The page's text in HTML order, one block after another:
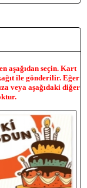
aşağıdan seçin. Kart
ile gönderilir. Eğer
veya aşağıdaki diğer